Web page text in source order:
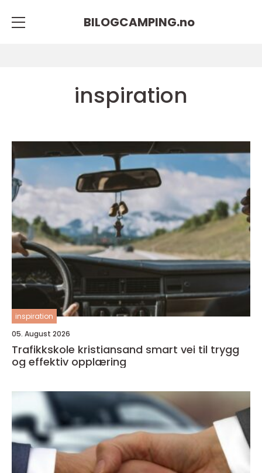
BILOGCAMPING.no
inspiration
inspiration
05. August 2026
Trafikkskole kristiansand smart vei til trygg
og effektiv opplæring